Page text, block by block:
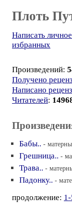
Плоть
Написать
избранных
Произведений:
Получено
Написано
Читателей:
Бабы.. -
Грешница.. -
Трава.. -
Падонку.. -
продолжение: